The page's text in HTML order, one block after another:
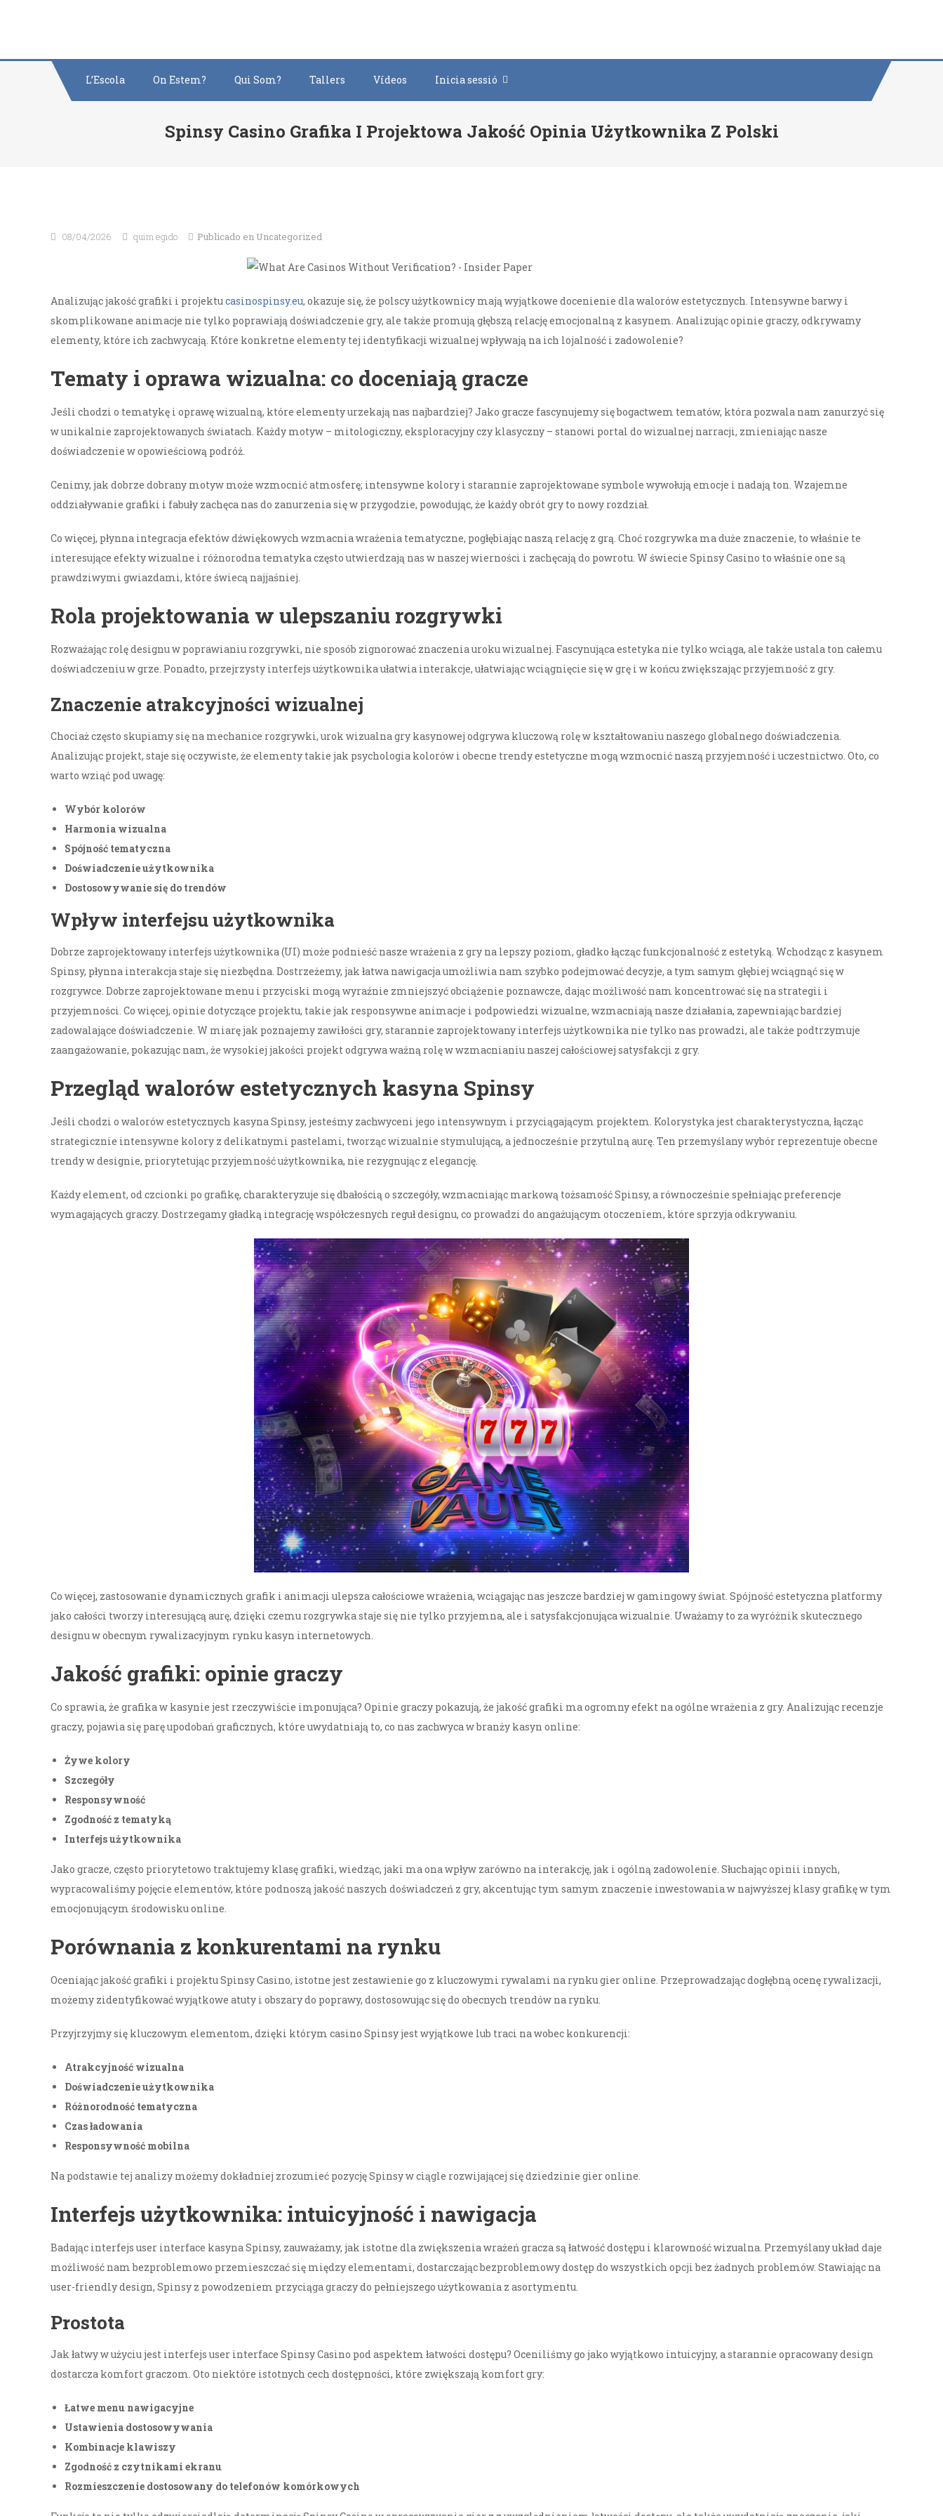
L’Escola On Estem? Qui Som? Tallers Vídeos Inicia sessió
Spinsy Casino Grafika I Projektowa Jakość Opinia Użytkownika Z Polski
08/04/2026 quim egido Publicado en Uncategorized
Analizując jakość grafiki i projektucasinospinsy.eu, okazuje się, że polscy użytkownicy mają wyjątkowe docenienie dla walorów estetycznych. Intensywne barwy i
skomplikowane animacje nie tylko poprawiają doświadczenie gry, ale także promują głębszą relację emocjonalną z kasynem. Analizując opinie graczy, odkrywamy
elementy, które ich zachwycają. Które konkretne elementy tej identyfikacji wizualnej wpływają na ich lojalność i zadowolenie?
Tematy i oprawa wizualna: co doceniają gracze
Jeśli chodzi o tematykę i oprawę wizualną, które elementy urzekają nas najbardziej? Jako gracze fascynujemy się bogactwem tematów, która pozwala nam zanurzyć się
w unikalnie zaprojektowanych światach. Każdy motyw – mitologiczny, eksploracyjny czy klasyczny – stanowi portal do wizualnej narracji, zmieniając nasze
doświadczenie w opowieściową podróż.
Cenimy, jak dobrze dobrany motyw może wzmocnić atmosferę; intensywne kolory i starannie zaprojektowane symbole wywołują emocje i nadają ton. Wzajemne
oddziaływanie grafiki i fabuły zachęca nas do zanurzenia się w przygodzie, powodując, że każdy obrót gry to nowy rozdział.
Co więcej, płynna integracja efektów dźwiękowych wzmacnia wrażenia tematyczne, pogłębiając naszą relację z grą. Choć rozgrywka ma duże znaczenie, to właśnie te
interesujące efekty wizualne i różnorodna tematyka często utwierdzają nas w naszej wierności i zachęcają do powrotu. W świecie Spinsy Casino to właśnie one są
prawdziwymi gwiazdami, które świecą najjaśniej.
Rola projektowania w ulepszaniu rozgrywki
Rozważając rolę designu w poprawianiu rozgrywki, nie sposób zignorować znaczenia uroku wizualnej. Fascynująca estetyka nie tylko wciąga, ale także ustala ton całemu
doświadczeniu w grze. Ponadto, przejrzysty interfejs użytkownika ułatwia interakcje, ułatwiając wciągnięcie się w grę i w końcu zwiększając przyjemność z gry.
Znaczenie atrakcyjności wizualnej
Chociaż często skupiamy się na mechanice rozgrywki, urok wizualna gry kasynowej odgrywa kluczową rolę w kształtowaniu naszego globalnego doświadczenia.
Analizując projekt, staje się oczywiste, że elementy takie jak psychologia kolorów i obecne trendy estetyczne mogą wzmocnić naszą przyjemność i uczestnictwo. Oto, co
warto wziąć pod uwagę:
Wybór kolorów
Harmonia wizualna
Spójność tematyczna
Doświadczenie użytkownika
Dostosowywanie się do trendów
Wpływ interfejsu użytkownika
Dobrze zaprojektowany interfejs użytkownika (UI) może podnieść nasze wrażenia z gry na lepszy poziom, gładko łącząc funkcjonalność z estetyką. Wchodząc z kasynem
Spinsy, płynna interakcja staje się niezbędna. Dostrzeżemy, jak łatwa nawigacja umożliwia nam szybko podejmować decyzje, a tym samym głębiej wciągnąć się w
rozgrywce. Dobrze zaprojektowane menu i przyciski mogą wyraźnie zmniejszyć obciążenie poznawcze, dając możliwość nam koncentrować się na strategii i
przyjemności. Co więcej, opinie dotyczące projektu, takie jak responsywne animacje i podpowiedzi wizualne, wzmacniają nasze działania, zapewniając bardziej
zadowalające doświadczenie. W miarę jak poznajemy zawiłości gry, starannie zaprojektowany interfejs użytkownika nie tylko nas prowadzi, ale także podtrzymuje
zaangażowanie, pokazując nam, że wysokiej jakości projekt odgrywa ważną rolę w wzmacnianiu naszej całościowej satysfakcji z gry.
Przegląd walorów estetycznych kasyna Spinsy
Jeśli chodzi o walorów estetycznych kasyna Spinsy, jesteśmy zachwyceni jego intensywnym i przyciągającym projektem. Kolorystyka jest charakterystyczna, łącząc
strategicznie intensywne kolory z delikatnymi pastelami, tworząc wizualnie stymulującą, a jednocześnie przytulną aurę. Ten przemyślany wybór reprezentuje obecne
trendy w designie, priorytetując przyjemność użytkownika, nie rezygnując z elegancję.
Każdy element, od czcionki po grafikę, charakteryzuje się dbałością o szczegóły, wzmacniając markową tożsamość Spinsy, a równocześnie spełniając preferencje
wymagających graczy. Dostrzegamy gładką integrację współczesnych reguł designu, co prowadzi do angażującym otoczeniem, które sprzyja odkrywaniu.
Co więcej, zastosowanie dynamicznych grafik i animacji ulepsza całościowe wrażenia, wciągając nas jeszcze bardziej w gamingowy świat. Spójność estetyczna platformy
jako całości tworzy interesującą aurę, dzięki czemu rozgrywka staje się nie tylko przyjemna, ale i satysfakcjonująca wizualnie. Uważamy to za wyróżnik skutecznego
designu w obecnym rywalizacyjnym rynku kasyn internetowych.
Jakość grafiki: opinie graczy
Co sprawia, że grafika w kasynie jest rzeczywiście imponująca? Opinie graczy pokazują, że jakość grafiki ma ogromny efekt na ogólne wrażenia z gry. Analizując recenzje
graczy, pojawia się parę upodobań graficznych, które uwydatniają to, co nas zachwyca w branży kasyn online:
Żywe kolory
Szczegóły
Responsywność
Zgodność z tematyką
Interfejs użytkownika
Jako gracze, często priorytetowo traktujemy klasę grafiki, wiedząc, jaki ma ona wpływ zarówno na interakcję, jak i ogólną zadowolenie. Słuchając opinii innych,
wypracowaliśmy pojęcie elementów, które podnoszą jakość naszych doświadczeń z gry, akcentując tym samym znaczenie inwestowania w najwyższej klasy grafikę w tym
emocjonującym środowisku online.
Porównania z konkurentami na rynku
Oceniając jakość grafiki i projektu Spinsy Casino, istotne jest zestawienie go z kluczowymi rywalami na rynku gier online. Przeprowadzając dogłębną ocenę rywalizacji,
możemy zidentyfikować wyjątkowe atuty i obszary do poprawy, dostosowując się do obecnych trendów na rynku.
Przyjrzyjmy się kluczowym elementom, dzięki którym casino Spinsy jest wyjątkowe lub traci na wobec konkurencji:
Atrakcyjność wizualna
Doświadczenie użytkownika
Różnorodność tematyczna
Czas ładowania
Responsywność mobilna
Na podstawie tej analizy możemy dokładniej zrozumieć pozycję Spinsy w ciągle rozwijającej się dziedzinie gier online.
Interfejs użytkownika: intuicyjność i nawigacja
Badając interfejs user interface kasyna Spinsy, zauważamy, jak istotne dla zwiększenia wrażeń gracza są łatwość dostępu i klarowność wizualna. Przemyślany układ daje
możliwość nam bezproblemowo przemieszczać się między elementami, dostarczając bezproblemowy dostęp do wszystkich opcji bez żadnych problemów. Stawiając na
user-friendly design, Spinsy z powodzeniem przyciąga graczy do pełniejszego użytkowania z asortymentu.
Prostota
Jak łatwy w użyciu jest interfejs user interface Spinsy Casino pod aspektem łatwości dostępu? Oceniliśmy go jako wyjątkowo intuicyjny, a starannie opracowany design
dostarcza komfort graczom. Oto niektóre istotnych cech dostępności, które zwiększają komfort gry:
Łatwe menu nawigacyjne
Ustawienia dostosowywania
Kombinacje klawiszy
Zgodność z czytnikami ekranu
Rozmieszczenie dostosowany do telefonów komórkowych